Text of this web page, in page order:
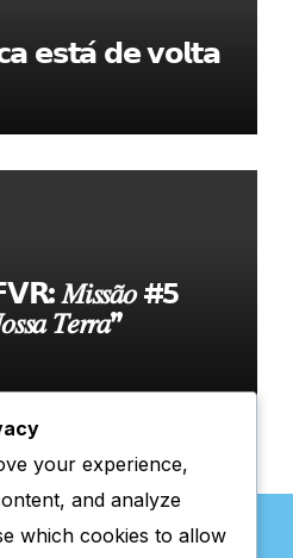
𝗲𝘀𝘁𝗮́ 𝗱𝗲 𝘃𝗼𝗹𝘁𝗮
𝑀𝑖𝑠𝑠𝑎̃𝑜 #5
𝑇𝑒𝑟𝑟𝑎”
your experience,
and analyze
which cookies to allow